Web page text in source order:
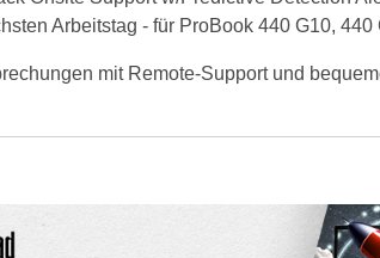
Arbeitstag - für ProBook 440 G10,
mit Remote-Support und